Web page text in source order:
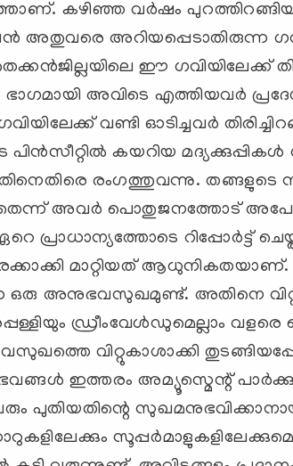
കഴിഞ്ഞ വര്‍ഷം
അതുവരെ അറിയപ്പെടാതിരുന്ന
ഈ ഗവിയിലേക്ക്
അവിടെ എത്തിയവര്‍
വണ്ടി ഓടിച്ചവര്‍
പിന്‍സീറ്റില്‍ കയറിയ
രംഗത്തുവന്നു. തങ്ങളുടെ
അവര്‍ പൊതുജനത്തോട്
പ്രാധാന്യത്തോടെ റിപ്പോര്‍ട്ട്
മാറ്റിയത് ആധുനികതയാണ്.
ഒരു അനുഭവസുഖമുണ്ട്. അതിനെ
ഡ്രീംവേള്‍ഡുമെല്ലാം വളരെ
വിറ്റുകാശാക്കി
ഇത്തരം അമ്യൂസ്മെന്റ്
പുതിയതിന്റെ